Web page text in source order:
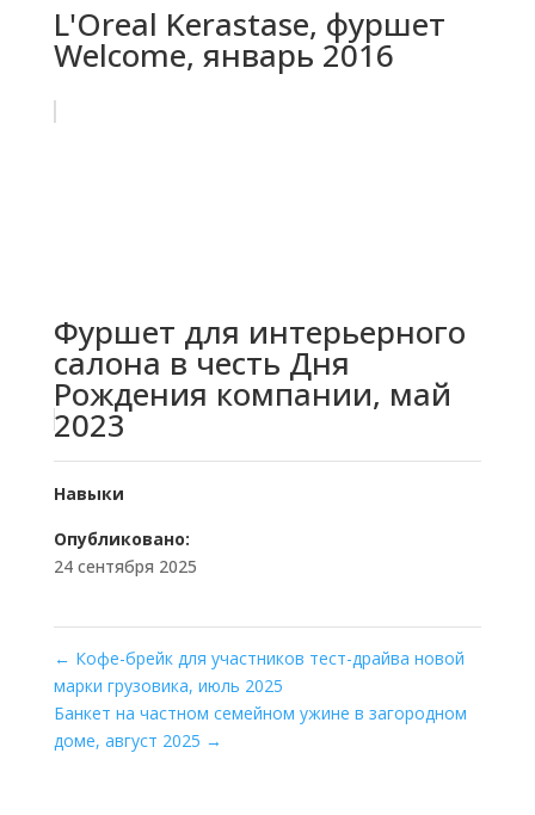
L'Oreal Kerastase, фуршет
Welcome, январь 2016
Фуршет для интерьерного
салона в честь Дня
Рождения компании, май
2023
Навыки
Опубликовано:
24 сентября 2025
← Кофе-брейк для участников тест-драйва новой
марки грузовика, июль 2025
Банкет на частном семейном ужине в загородном
доме, август 2025 →